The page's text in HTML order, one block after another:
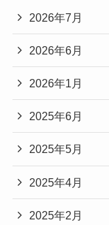
2026年7月
2026年6月
2026年1月
2025年6月
2025年5月
2025年4月
2025年2月